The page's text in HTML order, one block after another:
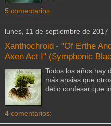
5 comentarios:
lunes, 11 de septiembre de 2017
Xanthochroid - "Of Erthe
Axen Act I" (Symphonic
Todos los años hay
más ansias que
debo confesar que
4 comentarios: